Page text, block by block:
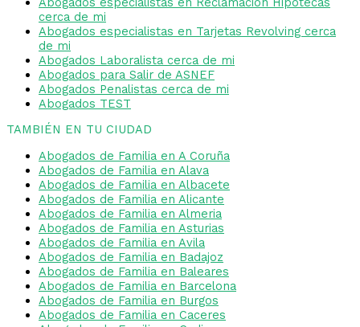
cerca de mi
Abogados especialistas en Tarjetas Revolving cerca
de mi
Abogados Laboralista cerca de mi
Abogados para Salir de ASNEF
Abogados Penalistas cerca de mi
Abogados TEST
TAMBIÉN EN TU CIUDAD
Abogados de Familia en A Coruña
Abogados de Familia en Alava
Abogados de Familia en Albacete
Abogados de Familia en Alicante
Abogados de Familia en Almeria
Abogados de Familia en Asturias
Abogados de Familia en Avila
Abogados de Familia en Badajoz
Abogados de Familia en Baleares
Abogados de Familia en Barcelona
Abogados de Familia en Burgos
Abogados de Familia en Caceres